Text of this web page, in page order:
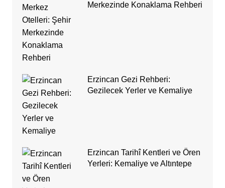
Merkezinde Konaklama Rehberi
Erzincan Gezi Rehberi:
Gezilecek Yerler ve Kemaliye
Erzincan Tarihî Kentleri ve Ören
Yerleri: Kemaliye ve Altıntepe